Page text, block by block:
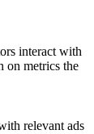
interact with
on metrics the
relevant ads